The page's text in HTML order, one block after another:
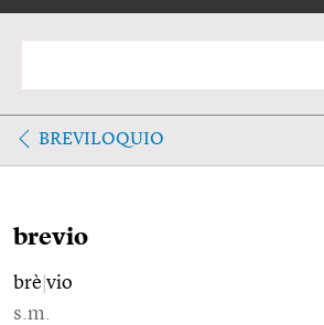
BREVILOQUIO
brevio
brè vio
s.m.